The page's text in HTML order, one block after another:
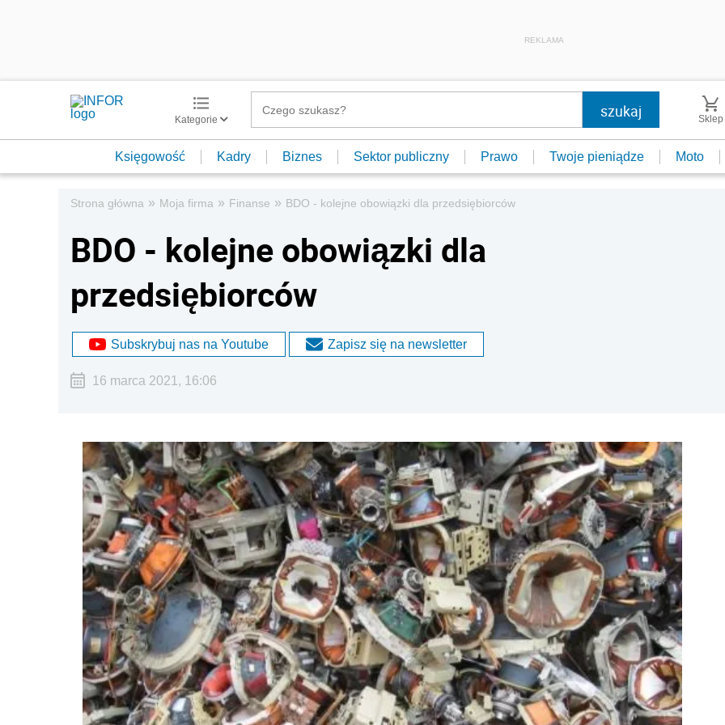
REKLAMA
Kategorie Sklep
Księgowość Kadry Biznes Sektor publiczny Prawo Twoje pieniądze Moto
Strona główna » Moja firma » Finanse » BDO - kolejne obowiązki dla przedsiębiorców
BDO - kolejne obowiązki dla
przedsiębiorców
Subskrybuj nas na Youtube Zapisz się na newsletter
16 marca 2021, 16:06